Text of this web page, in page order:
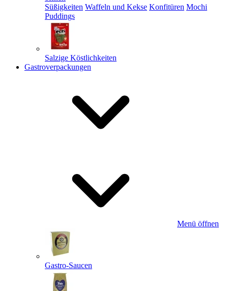
Süßigkeiten Waffeln und Kekse Konfitüren Mochi
Puddings
Salzige Köstlichkeiten
Gastroverpackungen
Menü öffnen
Gastro-Saucen